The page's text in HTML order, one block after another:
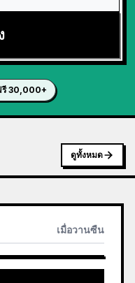
รี 30,000+
ดูทั้งหมด
เมื่อวานซืน